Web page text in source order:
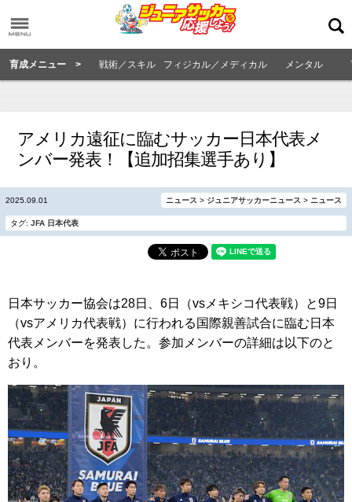
育成メニュー > 戦術／スキル フィジカル／メディカル メンタル
アメリカ遠征に臨むサッカー日本代表メ
ンバー発表！【追加招集選手あり】
2025.09.01 ニュース > ジュニアサッカーニュース > ニュース
タグ: JFA 日本代表
日本サッカー協会は28日、6日（vsメキシコ代表戦）と9日
（vsアメリカ代表戦）に行われる国際親善試合に臨む日本
代表メンバーを発表した。参加メンバーの詳細は以下のと
おり。